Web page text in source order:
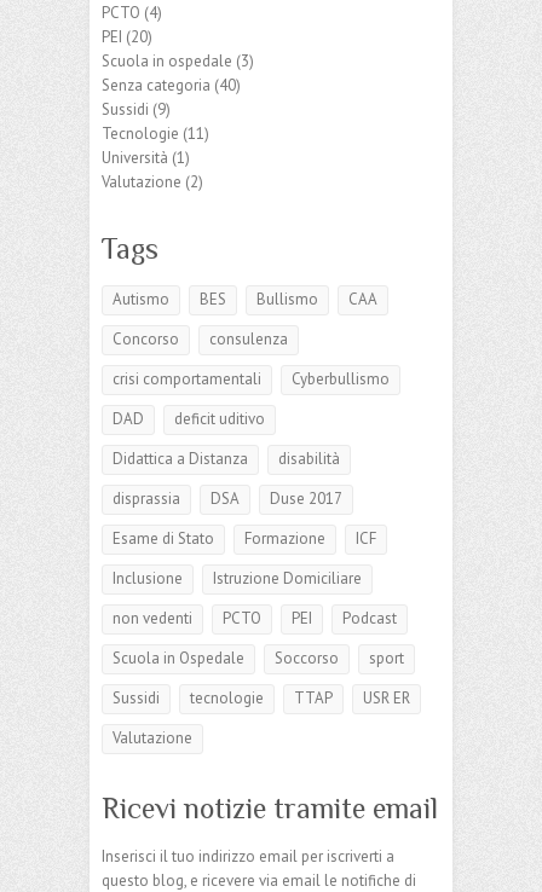
PCTO (4)
PEI (20)
Scuola in ospedale (3)
Senza categoria (40)
Sussidi (9)
Tecnologie (11)
Università (1)
Valutazione (2)
Tags
Autismo BES Bullismo
CAA
Concorso
consulenza
crisi comportamentali
Cyberbullismo
DAD
deficit uditivo
Didattica a Distanza
disabilità
disprassia
DSA
Duse 2017
Esame di Stato
Formazione
ICF
Inclusione
Istruzione Domiciliare
non vedenti
PCTO PEI
Podcast
Scuola in Ospedale
Soccorso
sport
Sussidi
tecnologie TTAP
USR ER
Valutazione
Ricevi notizie tramite email
Inserisci il tuo indirizzo email per iscriverti a
questo blog, e ricevere via email le notifiche di